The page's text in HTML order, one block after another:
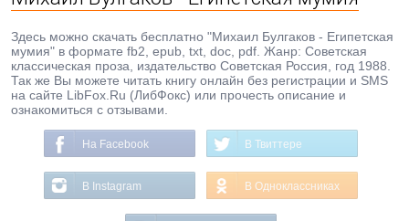
Здесь можно скачать бесплатно "Михаил Булгаков - Египетская
мумия" в формате fb2, epub, txt, doc, pdf. Жанр: Советская
классическая проза, издательство Советская Россия, год 1988.
Так же Вы можете читать книгу онлайн без регистрации и SMS
на сайте LibFox.Ru (ЛибФокс) или прочесть описание и
ознакомиться с отзывами.
На Facebook В Твиттере
В Instagram В Одноклассниках